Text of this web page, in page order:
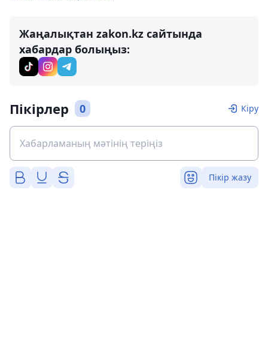
Жаңалықтан zakon.kz сайтында
хабардар болыңыз:
Пікірлер 0 Кіру
Пікір жазу